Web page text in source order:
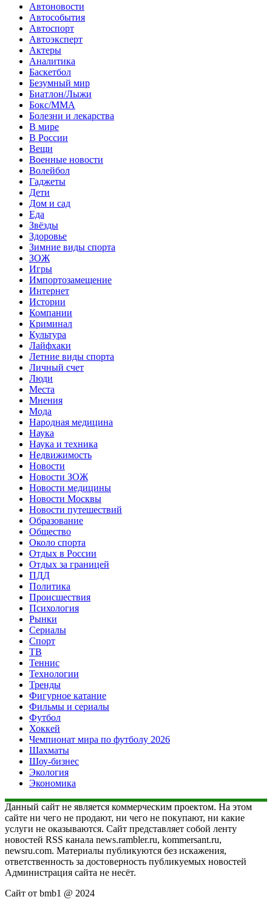
Автоновости
Автособытия
Автоспорт
Автоэксперт
Актеры
Аналитика
Баскетбол
Безумный мир
Биатлон/Лыжи
Бокс/MMA
Болезни и лекарства
В мире
В России
Вещи
Военные новости
Волейбол
Гаджеты
Дети
Дом и сад
Еда
Звёзды
Здоровье
Зимние виды спорта
ЗОЖ
Игры
Импортозамещение
Интернет
Истории
Компании
Криминал
Культура
Лайфхаки
Летние виды спорта
Личный счет
Люди
Места
Мнения
Мода
Народная медицина
Наука
Наука и техника
Недвижимость
Новости
Новости ЗОЖ
Новости медицины
Новости Москвы
Новости путешествий
Образование
Общество
Около спорта
Отдых в России
Отдых за границей
ПДД
Политика
Происшествия
Психология
Рынки
Сериалы
Спорт
ТВ
Теннис
Технологии
Тренды
Фигурное катание
Фильмы и сериалы
Футбол
Хоккей
Чемпионат мира по футболу 2026
Шахматы
Шоу-бизнес
Экология
Экономика
Данный сайт не является коммерческим проектом. На этом
сайте ни чего не продают, ни чего не покупают, ни какие
услуги не оказываются. Сайт представляет собой ленту
новостей RSS канала news.rambler.ru, kommersant.ru,
newsru.com. Материалы публикуются без искажения,
ответственность за достоверность публикуемых новостей
Администрация сайта не несёт.
Сайт от bmb1 @ 2024